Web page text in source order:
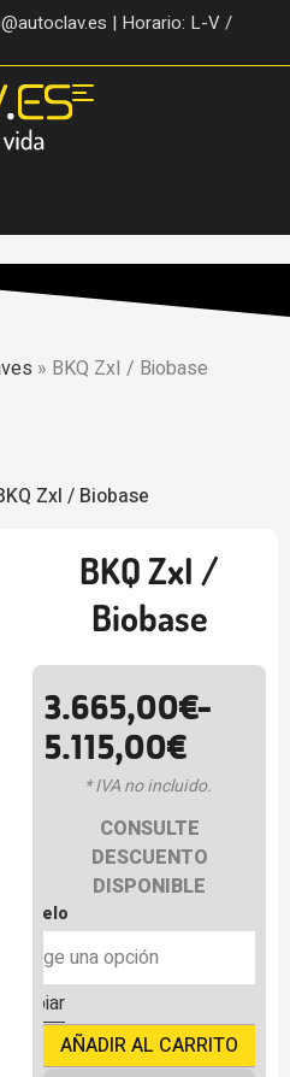
| Horario: L-V /
» BKQ ZxI / Biobase
ZxI / Biobase
BKQ ZxI /
Biobase
3.665,00€-
5.115,00€
* IVA no incluido.
CONSULTE
DESCUENTO
DISPONIBLE
modelo
Limpiar
AÑADIR AL CARRITO